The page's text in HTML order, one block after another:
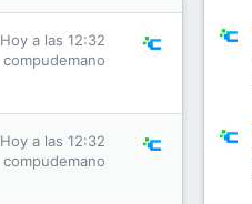
Hoy a las 12:32
compudemano
Hoy a las 12:32
compudemano